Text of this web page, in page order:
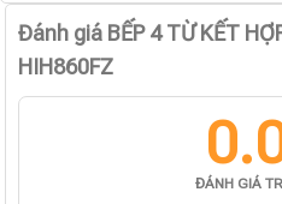
Đánh giá BẾP 4 TỪ KẾT
HIH860FZ
ĐÁNH GIÁ